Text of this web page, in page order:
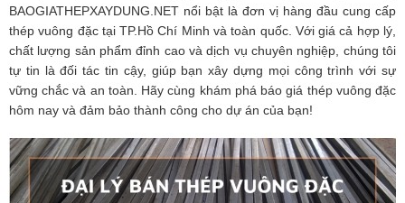
BAOGIATHEPXAYDUNG.NET nổi bật là đơn vị hàng đầu cung cấp
thép vuông đặc tại TP.Hồ Chí Minh và toàn quốc. Với giá cả hợp lý,
chất lượng sản phẩm đỉnh cao và dịch vụ chuyên nghiệp, chúng tôi
tự tin là đối tác tin cậy, giúp bạn xây dựng mọi công trình với sự
vững chắc và an toàn. Hãy cùng khám phá báo giá thép vuông đặc
hôm nay và đảm bảo thành công cho dự án của bạn!